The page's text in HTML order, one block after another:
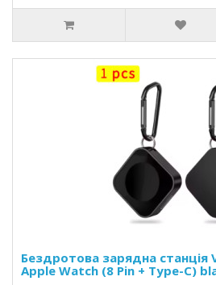
Бездротова зарядна станція
Apple Watch (8 Pin + Type-C)